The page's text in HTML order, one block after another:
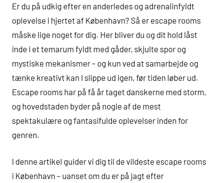
Er du på udkig efter en anderledes og adrenalinfyldt
oplevelse i hjertet af København? Så er escape rooms
måske lige noget for dig. Her bliver du og dit hold låst
inde i et temarum fyldt med gåder, skjulte spor og
mystiske mekanismer – og kun ved at samarbejde og
tænke kreativt kan I slippe ud igen, før tiden løber ud.
Escape rooms har på få år taget danskerne med storm,
og hovedstaden byder på nogle af de mest
spektakulære og fantasifulde oplevelser inden for
genren.
I denne artikel guider vi dig til de vildeste escape rooms
i København – uanset om du er på jagt efter